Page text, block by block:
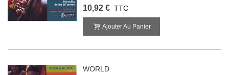
10,92 € TTC
Ajouter Au Panier
WORLD